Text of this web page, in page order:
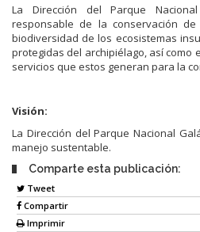
La Dirección del Parque
responsable de la conservación
biodiversidad de los ecosistemas
protegidas del archipiélago, así como
servicios que estos generan para la
Visión:
La Dirección del Parque Nacional
manejo sustentable.
Comparte esta publicación:
Tweet
Compartir
Imprimir